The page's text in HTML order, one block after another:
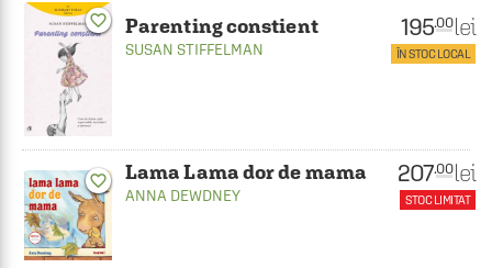
favorite_border Parenting constient
SUSAN STIFFELMAN
195.00 lei
ÎN STOC LOCAL
favorite_border Lama Lama dor de mama
ANNA DEWDNEY
207.00 lei
STOC LIMITAT